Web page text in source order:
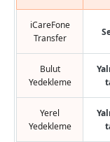
iCareFone
Transfer
Bulut
Yedekleme
Yerel
Yedekleme